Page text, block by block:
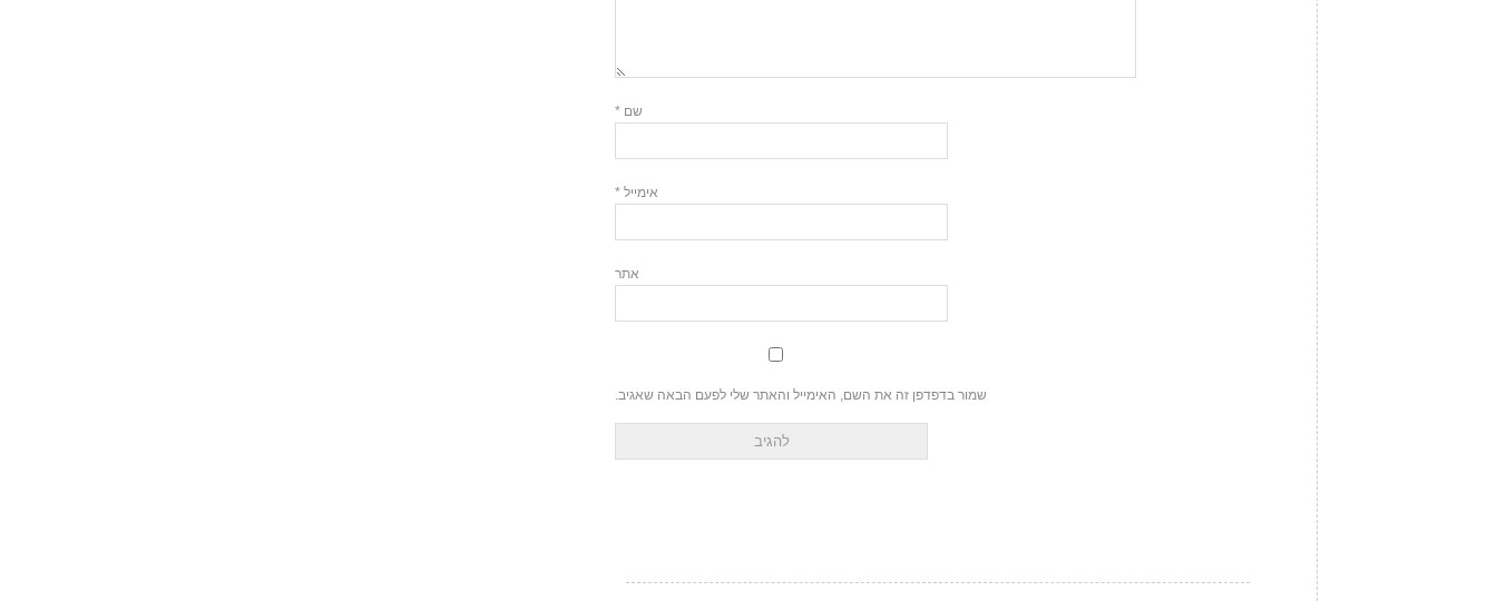
שם *
אימייל *
אתר
שמור בדפדפן זה את השם, האימייל והאתר שלי לפעם הבאה שאגיב.